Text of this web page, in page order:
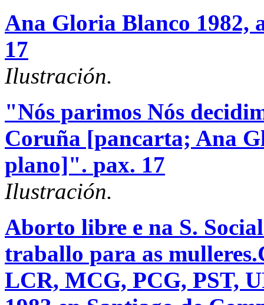
Ana Gloria Blanco 1982,
17
Ilustración.
"Nós parimos Nós
Coruña [pancarta; Ana
plano]". pax. 17
Ilustración.
Aborto libre e na S.
traballo para as
LCR, MCG, PCG, PST,